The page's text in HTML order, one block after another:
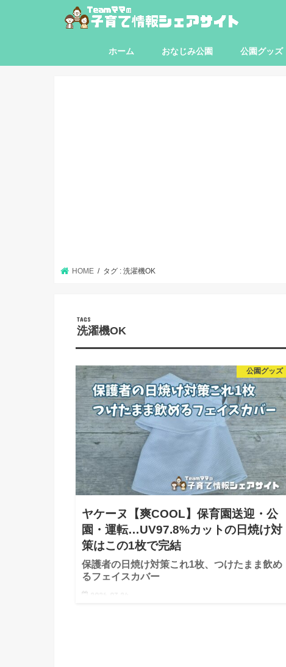
ホーム おなじみ公園 公園グッズ
HOME タグ : 洗濯機OK
洗濯機OK
公園グッズ
ヤケーヌ【爽COOL】保育園送迎・公
園・運転…UV97.8%カットの日焼け対
策はこの1枚で完結
保護者の日焼け対策これ1枚、つけたまま飲め
るフェイスカバー